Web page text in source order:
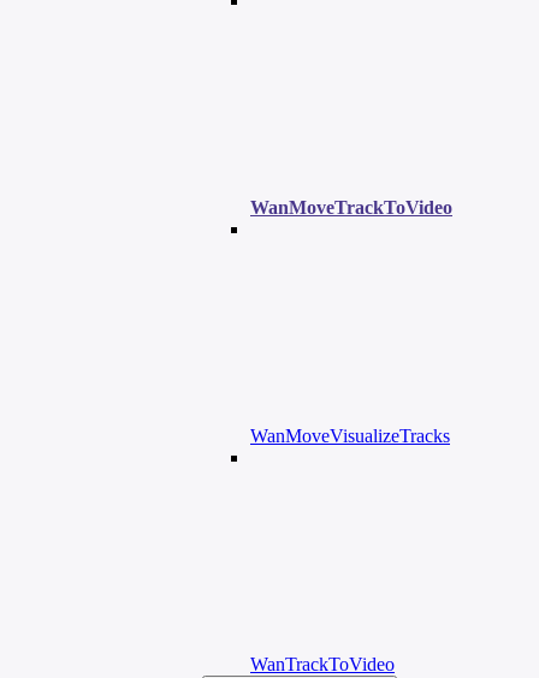
WanMoveTrackToVideo
WanMoveVisualizeTracks
WanTrackToVideo